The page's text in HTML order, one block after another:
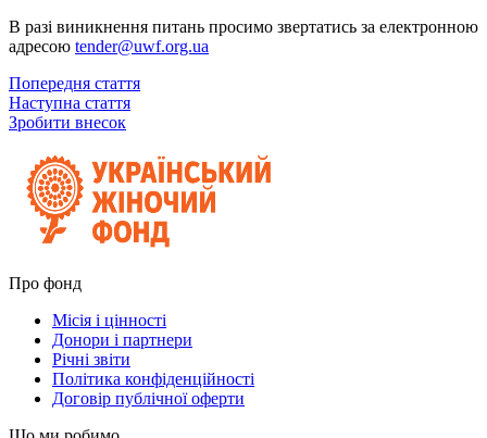
В разі виникнення питань просимо звертатись за електронною
адресою tender@uwf.org.ua
Попередня стаття
Наступна стаття
Зробити внесок
Про фонд
Місія і цінності
Донори і партнери
Річні звіти
Політика конфіденційності
Договір публічної оферти